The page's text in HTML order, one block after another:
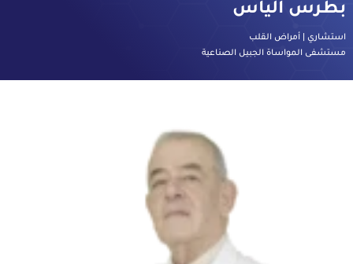
بطرس الياس
استشاري | أمراض القلب
مستشفى المواساة الجبيل الصناعية